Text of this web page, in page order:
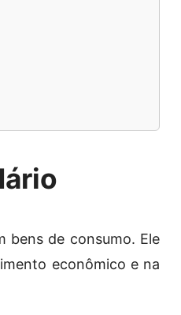
bens de consumo. Ele
econômico e na